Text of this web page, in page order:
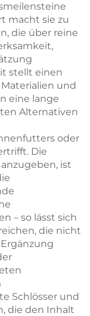
macht sie zu
die über reine
stellt einen
und
eine lange
Alternativen
oder
Die
ist
– so lässt sich
die nicht
Schlösser und
die den Inhalt